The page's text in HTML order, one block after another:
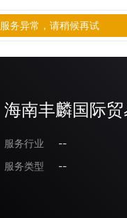
海南丰麟国际贸
服务行业
--
服务类型
--
服务异常，请稍候再试